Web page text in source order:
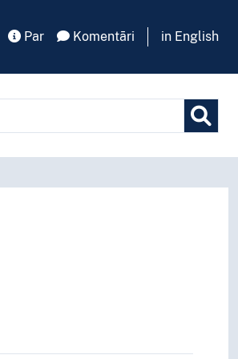
Par Komentāri in English